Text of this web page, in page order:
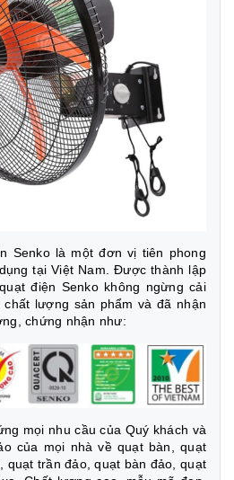
Senko là một đơn vị tiên phong
tại Việt Nam. Được thành lập
điện Senko không ngừng cải
lượng sản phẩm và đã nhận
chứng nhận như:
mọi nhu cầu của Quý khách và
của mọi nhà về quạt bàn, quạt
quạt trần đảo, quạt bàn đảo, quạt